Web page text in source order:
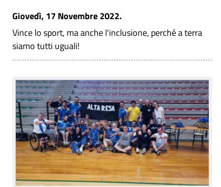
Giovedì, 17 Novembre 2022.
Vince lo sport, ma anche l'inclusione, perché a terra
siamo tutti uguali!